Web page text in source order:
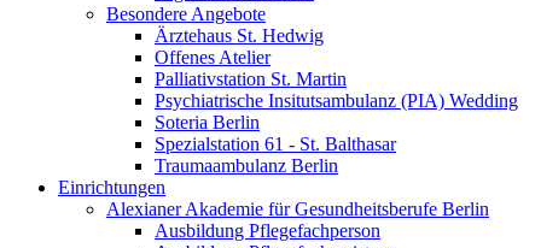
Besondere Angebote
Ärztehaus St. Hedwig
Offenes Atelier
Palliativstation St. Martin
Psychiatrische Insitutsambulanz (PIA) Wedding
Soteria Berlin
Spezialstation 61 - St. Balthasar
Traumaambulanz Berlin
Einrichtungen
Alexianer Akademie für Gesundheitsberufe Berlin
Ausbildung Pflegefachperson